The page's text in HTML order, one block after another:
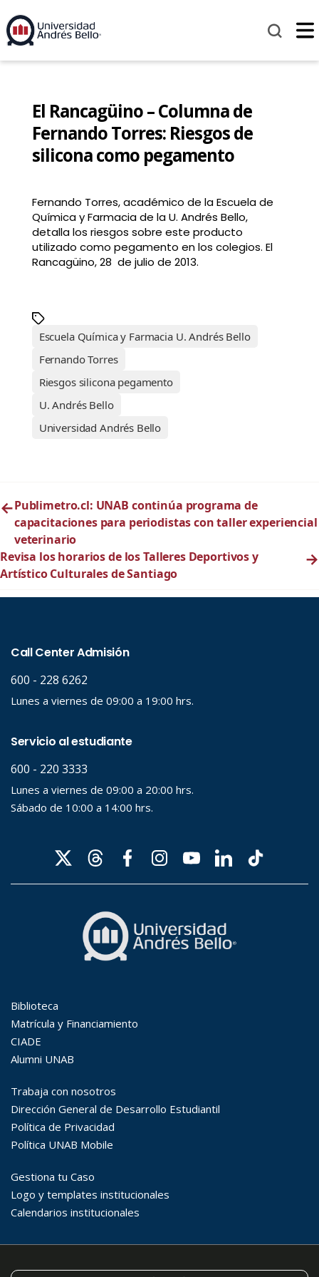
El Rancagüino – Columna de
Fernando Torres: Riesgos de
silicona como pegamento
Fernando Torres, académico de la Escuela de
Química y Farmacia de la U. Andrés Bello,
detalla los riesgos sobre este producto
utilizado como pegamento en los colegios. El
Rancagüino, 28 de julio de 2013.
Escuela Química y Farmacia U. Andrés Bello
Fernando Torres
Riesgos silicona pegamento
U. Andrés Bello
Universidad Andrés Bello
←Publimetro.cl: UNAB continúa programa de
capacitaciones para periodistas con taller experiencial
veterinario
Revisa los horarios de los Talleres Deportivos y
Artístico Culturales de Santiago
→